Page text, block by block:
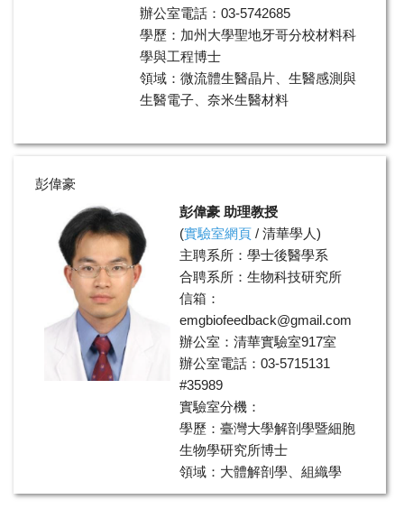
辦公室電話：03-5742685
學歷：加州大學聖地牙哥分校材料科
學與工程博士
領域：微流體生醫晶片、生醫感測與
生醫電子、奈米生醫材料
彭偉豪
彭偉豪 助理教授
(實驗室網頁 / 清華學人)
主聘系所：學士後醫學系
合聘系所：生物科技研究所
信箱：
emgbiofeedback@gmail.com
辦公室：清華實驗室917室
辦公室電話：03-5715131
#35989
實驗室分機：
學歷：臺灣大學解剖學暨細胞
生物學研究所博士
領域：大體解剖學、組織學